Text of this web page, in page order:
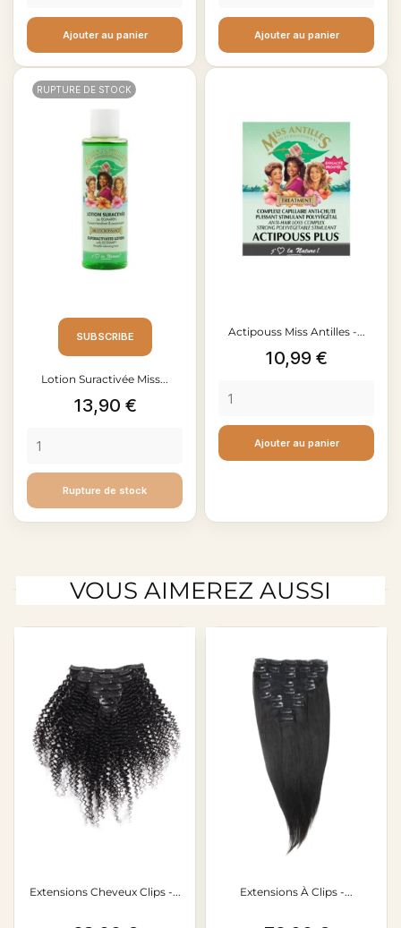
Ajouter au panier Ajouter au panier
SUBSCRIBE
Lotion Suractivée Miss...
Prix
13,90 €
Rupture de stock
RUPTURE DE STOCK
Actipouss Miss Antilles -...
Prix
10,99 €
Ajouter au panier
VOUS AIMEREZ AUSSI
Extensions Cheveux Clips -... Extensions À Clips -...